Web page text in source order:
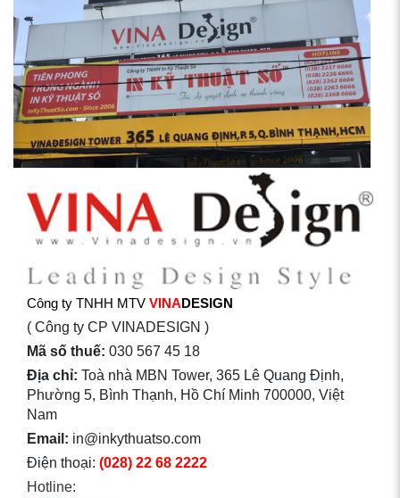
Công ty TNHH MTV VINADESIGN
( Công ty CP VINADESIGN )
Mã số thuế: 030 567 45 18
Địa chỉ: Toà nhà MBN Tower, 365 Lê Quang Định,
Phường 5, Bình Thạnh, Hồ Chí Minh 700000, Việt
Nam
Email: in@inkythuatso.com
Điện thoại: (028) 22 68 2222
Hotline: